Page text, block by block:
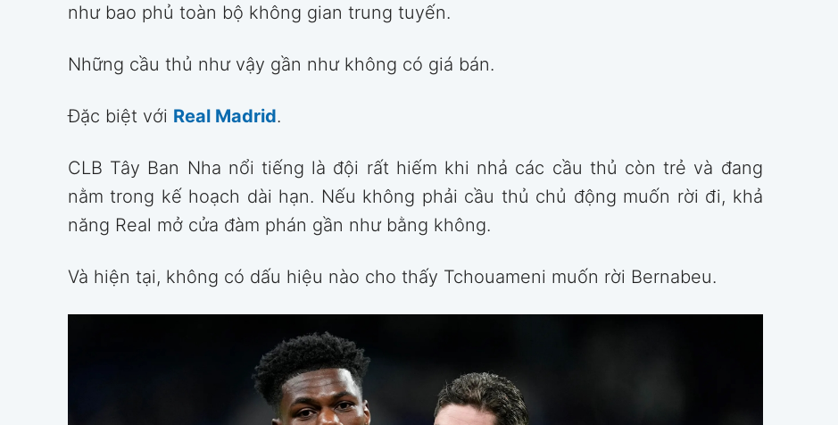
như bao phủ toàn bộ không gian trung tuyến.
Những cầu thủ như vậy gần như không có giá bán.
Đặc biệt với Real Madrid.
CLB Tây Ban Nha nổi tiếng là đội rất hiếm khi nhả các cầu thủ còn trẻ và đang
nằm trong kế hoạch dài hạn. Nếu không phải cầu thủ chủ động muốn rời đi, khả
năng Real mở cửa đàm phán gần như bằng không.
Và hiện tại, không có dấu hiệu nào cho thấy Tchouameni muốn rời Bernabeu.